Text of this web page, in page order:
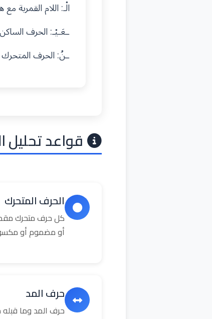
الْـ: اللام
ـعَـيْـ: الحرف
ـنُ: الحرف
قواعد
الحرف المتحرك
كل حرف متحرك
أو مضموم أو
حرف المد
حرف المد وما